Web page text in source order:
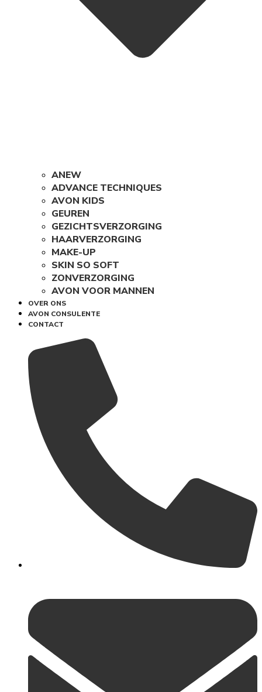
ANEW
ADVANCE TECHNIQUES
AVON KIDS
GEUREN
GEZICHTSVERZORGING
HAARVERZORGING
MAKE-UP
SKIN SO SOFT
ZONVERZORGING
AVON VOOR MANNEN
OVER ONS
AVON CONSULENTE
CONTACT